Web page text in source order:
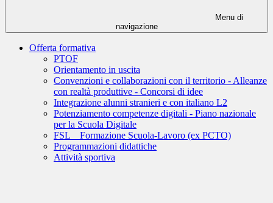
Menu di
navigazione
Offerta formativa
PTOF
Orientamento in uscita
Convenzioni e collaborazioni con il territorio - Alleanze
con realtà produttive - Concorsi di idee
Integrazione alunni stranieri e con italiano L2
Potenziamento competenze digitali - Piano nazionale
per la Scuola Digitale
FSL _ Formazione Scuola-Lavoro (ex PCTO)
Programmazioni didattiche
Attività sportiva